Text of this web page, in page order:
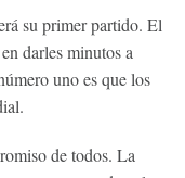
su primer partido. El
darles minutos a
uno es que los
de todos. La